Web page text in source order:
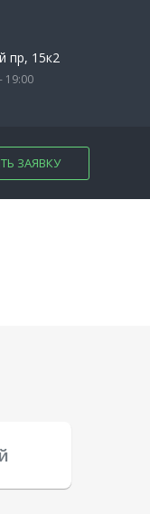
пр, 15к2
19:00
ЗАЯВКУ